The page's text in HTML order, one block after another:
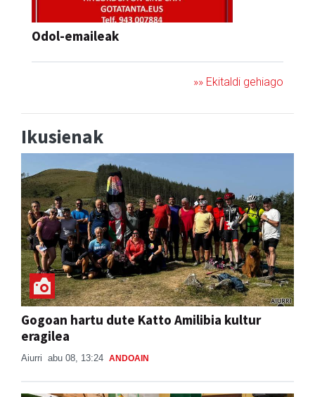
Odol-emaileak
»» Ekitaldi gehiago
Ikusienak
Gogoan hartu dute Katto Amilibia kultur
eragilea
Aiurri abu 08, 13:24 ANDOAIN